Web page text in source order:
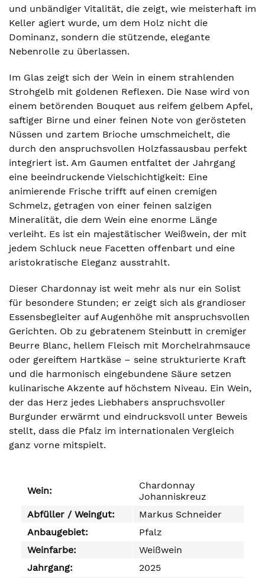
und unbändiger Vitalität, die zeigt, wie meisterhaft im
Keller agiert wurde, um dem Holz nicht die
Dominanz, sondern die stützende, elegante
Nebenrolle zu überlassen.
Im Glas zeigt sich der Wein in einem strahlenden
Strohgelb mit goldenen Reflexen. Die Nase wird von
einem betörenden Bouquet aus reifem gelbem Apfel,
saftiger Birne und einer feinen Note von gerösteten
Nüssen und zartem Brioche umschmeichelt, die
durch den anspruchsvollen Holzfassausbau perfekt
integriert ist. Am Gaumen entfaltet der Jahrgang
eine beeindruckende Vielschichtigkeit: Eine
animierende Frische trifft auf einen cremigen
Schmelz, getragen von einer feinen salzigen
Mineralität, die dem Wein eine enorme Länge
verleiht. Es ist ein majestätischer Weißwein, der mit
jedem Schluck neue Facetten offenbart und eine
aristokratische Eleganz ausstrahlt.
Dieser Chardonnay ist weit mehr als nur ein Solist
für besondere Stunden; er zeigt sich als grandioser
Essensbegleiter auf Augenhöhe mit anspruchsvollen
Gerichten. Ob zu gebratenem Steinbutt in cremiger
Beurre Blanc, hellem Fleisch mit Morchelrahmsauce
oder gereiftem Hartkäse – seine strukturierte Kraft
und die harmonisch eingebundene Säure setzen
kulinarische Akzente auf höchstem Niveau. Ein Wein,
der das Herz jedes Liebhabers anspruchsvoller
Burgunder erwärmt und eindrucksvoll unter Beweis
stellt, dass die Pfalz im internationalen Vergleich
ganz vorne mitspielt.
Wein:
Chardonnay
Johanniskreuz
Abfüller / Weingut:
Markus Schneider
Anbaugebiet:
Pfalz
Weinfarbe:
Weißwein
Jahrgang:
2025